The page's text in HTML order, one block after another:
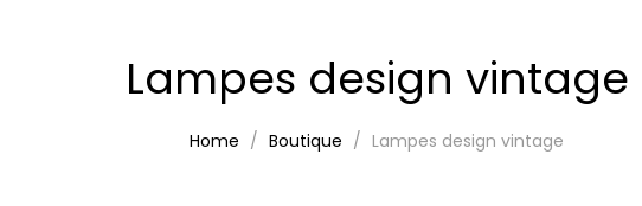
Lampes design vintage
Home Boutique Lampes design vintage